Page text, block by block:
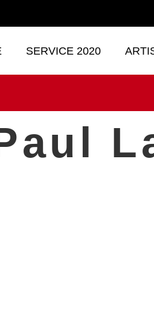
SERVICE 2020